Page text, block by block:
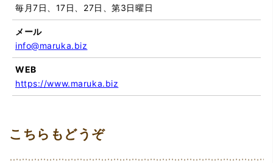
毎月7日、17日、27日、第3日曜日
メール
info@maruka.biz
WEB
https://www.maruka.biz